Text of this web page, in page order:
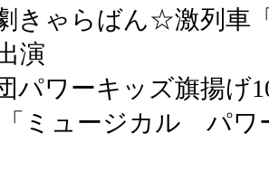
ゃらばん☆激列車「
演
ワーキッズ旗揚げ
ジカル パワー